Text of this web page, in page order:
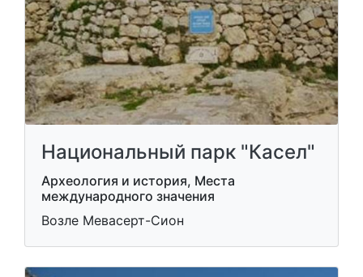
Национальный парк "Касел"
Археология и история, Места
международного значения
Возле Мевасерт-Сион